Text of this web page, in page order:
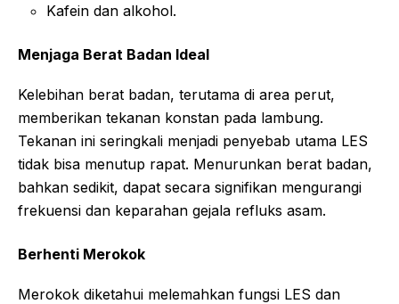
Kafein dan alkohol.
Menjaga Berat Badan Ideal
Kelebihan berat badan, terutama di area perut,
memberikan tekanan konstan pada lambung.
Tekanan ini seringkali menjadi penyebab utama LES
tidak bisa menutup rapat. Menurunkan berat badan,
bahkan sedikit, dapat secara signifikan mengurangi
frekuensi dan keparahan gejala refluks asam.
Berhenti Merokok
Merokok diketahui melemahkan fungsi LES dan